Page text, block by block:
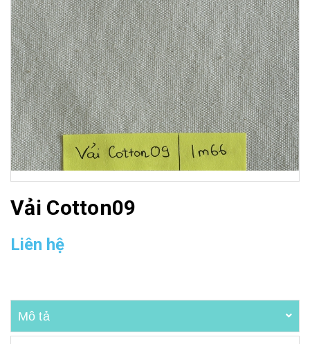
Vải Cotton09
Liên hệ
Mô tả